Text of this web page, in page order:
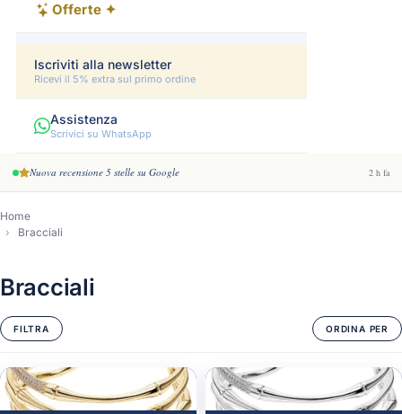
Offerte ✦
Iscriviti alla newsletter
Ricevi il 5% extra sul primo ordine
Assistenza
Scrivici su WhatsApp
Nuova recensione 5 stelle su Google 2 h fa
Home
Bracciali
Bracciali
FILTRA ORDINA PER
-3% -3%